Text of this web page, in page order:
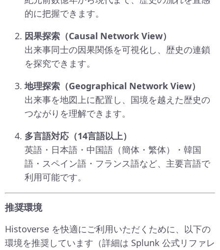
的に把握できます。
因果探索（Causal Network View）
出来事同士の因果関係を可視化し、歴史の連鎖
を探究できます。
地理探索（Geographical Network View）
出来事を地図上に配置し、国境を越えた歴史の
つながりを理解できます。
多言語対応（14言語以上）
英語・日本語・中国語（簡体・繁体）・韓国
語・スペイン語・フランス語など、主要言語で
利用可能です。
推奨環境
Histoverse を快適にご利用いただくために、以下の
環境を推奨しています（詳細は Splunk 公式リファレ